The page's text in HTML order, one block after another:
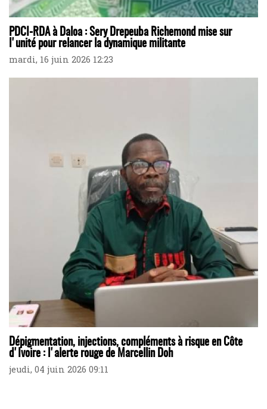
PDCI-RDA à Daloa : Sery Drepeuba Richemond mise sur
l'unité pour relancer la dynamique militante
mardi, 16 juin 2026 12:23
Dépigmentation, injections, compléments à risque en Côte
d'Ivoire : l'alerte rouge de Marcellin Doh
jeudi, 04 juin 2026 09:11